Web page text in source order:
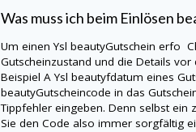
Was muss ich beim Einlösen
Um einenYsl beautyGutschein erfo
Gutscheinzustand und die Details
Beispiel AYsl beautyfdatum eines
beautyGutscheincode in das
Tippfehler eingeben. Denn selbst ein
Sie den Code also immer sorgfältig